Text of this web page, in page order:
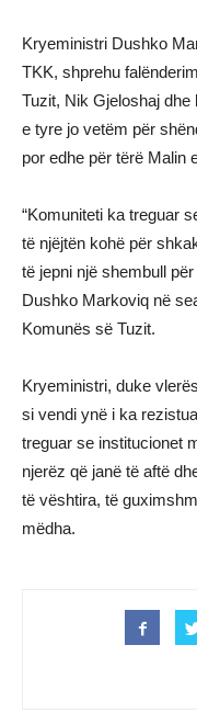
Kryeministri Dushko
TKK, shprehu
Tuzit, Nik Gjeloshaj
e tyre jo vetëm për
por edhe për tërë Malin
“Komuniteti ka treguar
të njëjtën kohë për
të jepni një shembull
Dushko Markoviq në
Komunës së Tuzit.
Kryeministri, duke
si vendi ynë i ka
treguar se institucionet
njerëz që janë të aftë
të vështira, të
mëdha.